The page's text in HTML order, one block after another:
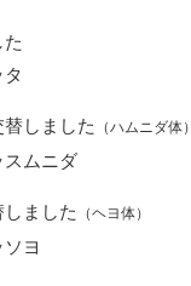
た
替しました （ハムニダ体）
スムニダ
しました （ヘヨ体）
ヨ